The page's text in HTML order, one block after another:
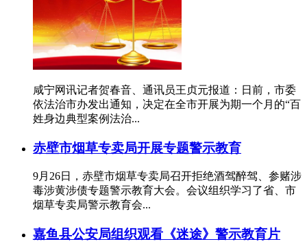
咸宁网讯记者贺春音、通讯员王贞元报道：日前，市委
依法治市办发出通知，决定在全市开展为期一个月的“百
姓身边典型案例法治...
赤壁市烟草专卖局开展专题警示教育
9月26日，赤壁市烟草专卖局召开拒绝酒驾醉驾、参赌涉
毒涉黄涉债专题警示教育大会。会议组织学习了省、市
烟草专卖局警示教育会...
嘉鱼县公安局组织观看《迷途》警示教育片